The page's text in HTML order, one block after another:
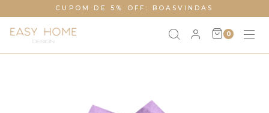
CUPOM DE 5% OFF: BOASVINDAS
0